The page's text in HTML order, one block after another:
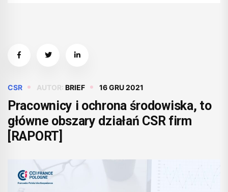
CSR AUTOR: BRIEF 16 GRU 2021
Pracownicy i ochrona środowiska, to
główne obszary działań CSR firm
[RAPORT]